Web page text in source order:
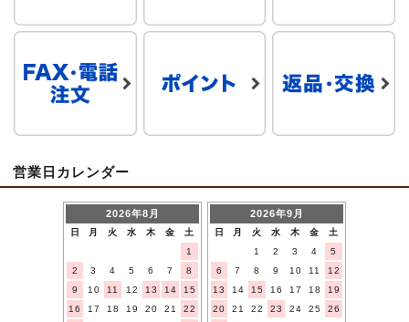
営業日カレンダー
2026年8月
日 月 火 水 木 金
土
1
2
3 4 5 6 7
8
9
10 11 12 13 14
15
16
17 18 19 20 21
22
2026年9月
日 月 火 水 木 金
土
1
2 3 4
5
6
7 8 9 10 11
12
13
14 15 16 17 18
19
20
21 22 23 24 25
26